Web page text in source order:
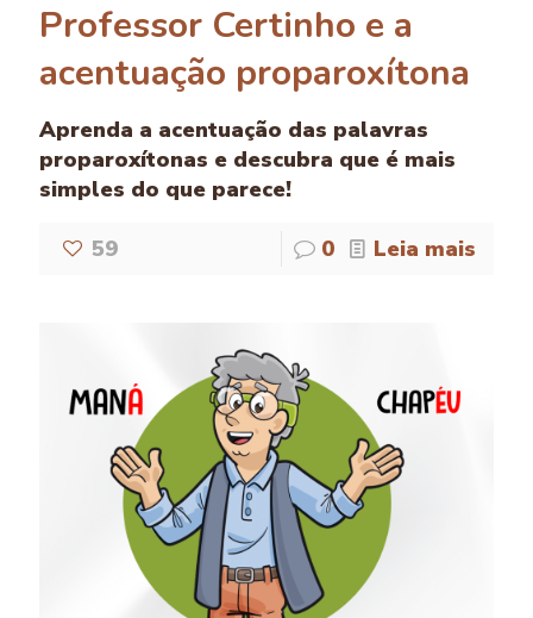
Professor Certinho e a
acentuação proparoxítona
Aprenda a acentuação das palavras
proparoxítonas e descubra que é mais
simples do que parece!
59 0 Leia mais